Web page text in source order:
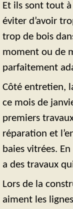
Et ils sont tout
éviter d’avoir
trop de bois
moment ou de
parfaitement
Côté entretien,
ce mois de
premiers
réparation et
baies vitrées.
a des travaux
Lors de la
aiment les